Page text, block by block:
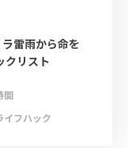
ラ雷雨から命を
クリスト
間
イフハック